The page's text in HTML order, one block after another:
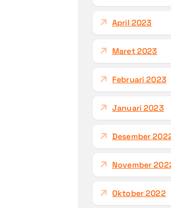
April 2023
Maret 2023
Februari 2023
Januari 2023
Desember
November
Oktober 2022